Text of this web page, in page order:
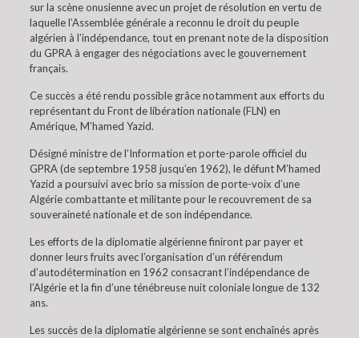
sur la scène onusienne avec un projet de résolution en vertu de
laquelle l’Assemblée générale a reconnu le droit du peuple
algérien à l’indépendance, tout en prenant note de la disposition
du GPRA à engager des négociations avec le gouvernement
français.
Ce succès a été rendu possible grâce notamment aux efforts du
représentant du Front de libération nationale (FLN) en
Amérique, M’hamed Yazid.
Désigné ministre de l’Information et porte-parole officiel du
GPRA (de septembre 1958 jusqu’en 1962), le défunt M’hamed
Yazid a poursuivi avec brio sa mission de porte-voix d’une
Algérie combattante et militante pour le recouvrement de sa
souveraineté nationale et de son indépendance.
Les efforts de la diplomatie algérienne finiront par payer et
donner leurs fruits avec l’organisation d’un référendum
d’autodétermination en 1962 consacrant l’indépendance de
l’Algérie et la fin d’une ténébreuse nuit coloniale longue de 132
ans.
Les succès de la diplomatie algérienne se sont enchaînés après